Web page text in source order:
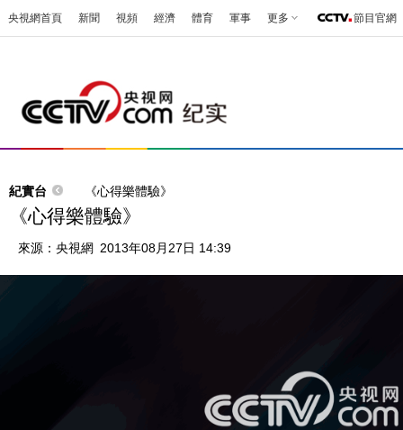
央視網首頁 新聞 視頻 經濟 體育 軍事 更多 節目官網
紀實台 《心得樂體驗》
《心得樂體驗》
來源： 央視網 2013年08月27日 14:39